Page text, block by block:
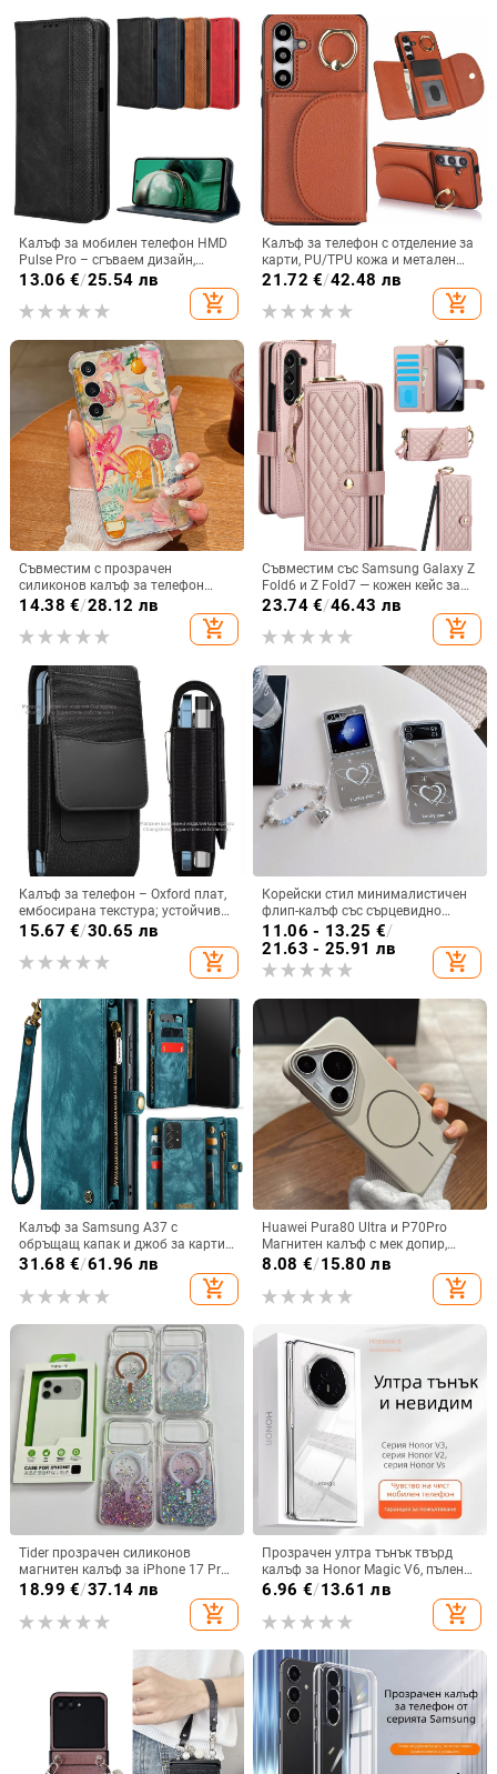
Калъф за мобилен телефон HMD
Pulse Pro – сгъваем дизайн,
магнитно задържане, джоб за
карти, TPU кожа, удароустойчив
13.06 €/25.54 лв
add_shopping_cart
Калъф за телефон с отделение за
карти, PU/TPU кожа и метален
пръстен; ръчна изработка,
против изпускане, за Samsung
21.72 €/42.48 лв
add_shopping_cart
Съвместим с прозрачен
силиконов калъф за телефон
Samsung S25 Ultra,
персонализиран рисуван дизайн
за S24 FE и защитен калъф A55
14.38 €/28.12 лв
add_shopping_cart
Съвместим със Samsung Galaxy Z
Fold6 и Z Fold7 — кожен кейс за
телефон с слот за стилус,
сгъваем дизайн, елегантен стил, с
каишка за китката, за дами
23.74€/46.43 лв
add_shopping_cart
Калъф за телефон – Oxford плат,
ембосирана текстура; устойчив
на износ и изпадане, против
отпечатъци; съвместим с iPhone
12, iPhone 13, iPhone 14 и други
15.67 €/30.65 лв
add_shopping_cart
Корейски стил минималистичен
флип-калъф със сърцевидно
огледало за Samsung Galaxy Z
Flip 3/4/5
11.06 - 13.25 €/
21.63 - 25.91 лв
add_shopping_cart
Калъф за Samsung A37 с
обръщащ капак и джоб за карти,
защита от падане, A16 джоб за
магнитно затваряне
31.68 €/61.96 лв
add_shopping_cart
Huawei Pura80 Ultra и P70Pro
Магнитен калъф с мек допир,
ултра тънък PC корпус,
8.08 €/15.80 лв
add_shopping_cart
Tider прозрачен силиконов
магнитен калъф за iPhone 17 Pro
Max, защита срещу падане,
18.99 €/37.14 лв
add_shopping_cart
Прозрачен ултра тънък твърд
калъф за Honor Magic V6, пълен
обхват, защита от падане, за
сгъваем дисплей, с огледална
повърхност
6.96 €/13.61 лв
add_shopping_cart